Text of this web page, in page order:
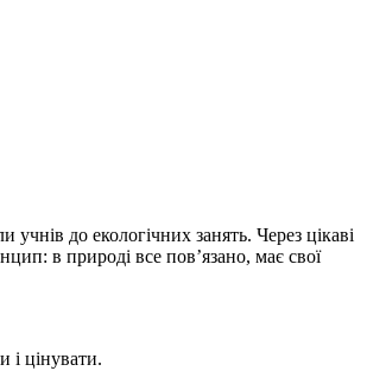
до екологічних занять. Через цікаві
в природі все пов’язано, має свої
і цінувати.